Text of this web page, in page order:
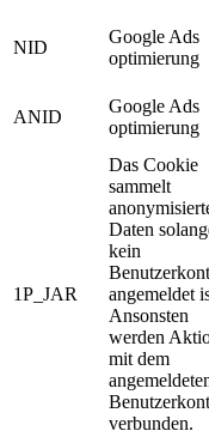
NID
Google Ads
optimierung
ANID
Google Ads
optimierung
1P_JAR
Das Cookie
sammelt
Daten
kein
angemeldet
Ansonsten
werden
mit dem
verbunden.